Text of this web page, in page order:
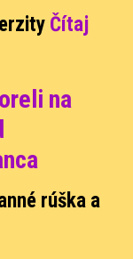
y Čítaj
na
rúška a